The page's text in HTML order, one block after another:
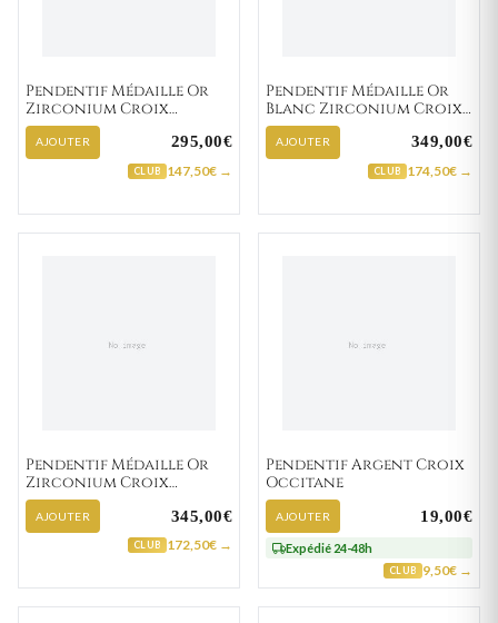
Pendentif Médaille Or
Zirconium Croix
Chrétienne
AJOUTER 295,00€
CLUB 147,50€ →
Pendentif Médaille Or
Blanc Zirconium Croix
Chrétienne
AJOUTER 349,00€
CLUB 174,50€ →
Pendentif Médaille Or
Zirconium Croix
Chrétienne
AJOUTER 345,00€
CLUB 172,50€ →
Pendentif Argent Croix
Occitane
AJOUTER 19,00€
Expédié 24-48h
CLUB 9,50€ →